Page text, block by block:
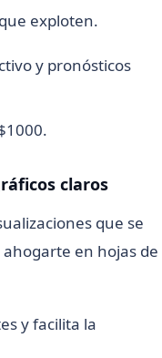
exploten.
y pronósticos
claros
que se
en hojas de
y facilita la